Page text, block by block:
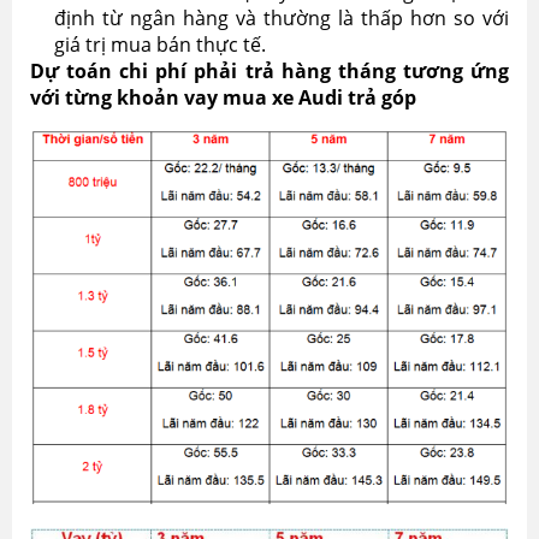
định từ ngân hàng và thường là thấp hơn so với
giá trị mua bán thực tế.
Dự toán chi phí phải trả hàng tháng tương ứng
với từng khoản vay mua xe Audi trả góp